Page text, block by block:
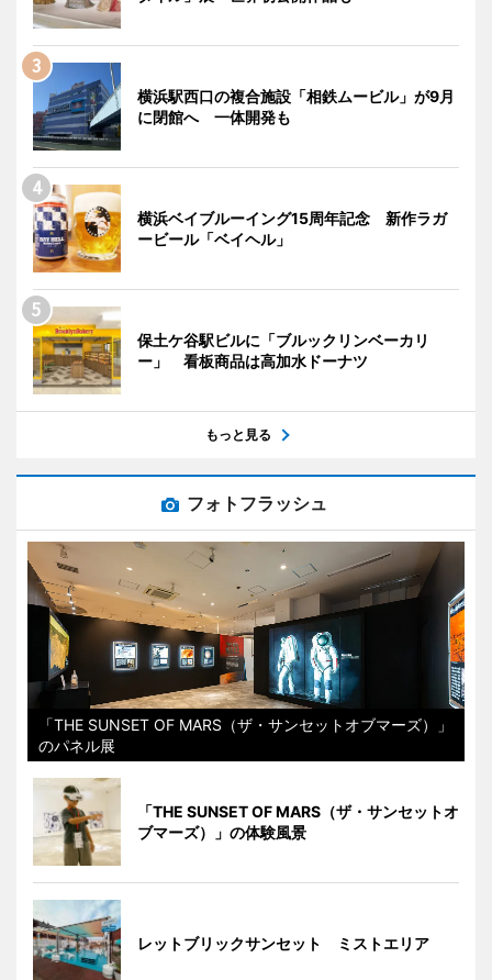
横浜駅西口の複合施設「相鉄ムービル」が9月
に閉館へ 一体開発も
横浜ベイブルーイング15周年記念 新作ラガ
ービール「ベイヘル」
保土ケ谷駅ビルに「ブルックリンベーカリ
ー」 看板商品は高加水ドーナツ
もっと見る
フォトフラッシュ
「THE SUNSET OF MARS（ザ・サンセットオブマーズ）」
のパネル展
「THE SUNSET OF MARS（ザ・サンセットオ
ブマーズ）」の体験風景
レットブリックサンセット ミストエリア